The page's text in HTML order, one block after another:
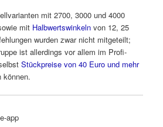
mit 2700, 3000 und 4000
mit Halbwertswinkeln von 12, 25
wurden zwar nicht mitgeteilt;
ist allerdings vor allem im Profi-
Stückpreise von 40 Euro und mehr
können.